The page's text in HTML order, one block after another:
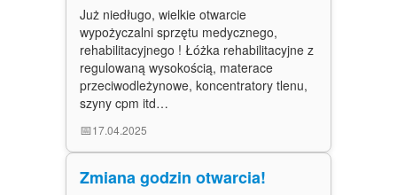
Już niedługo, wielkie otwarcie
wypożyczalni sprzętu medycznego,
rehabilitacyjnego ! Łóżka rehabilitacyjne z
regulowaną wysokością, materace
przeciwodleżynowe, koncentratory tlenu,
szyny cpm itd…
📅17.04.2025
Zmiana godzin otwarcia!